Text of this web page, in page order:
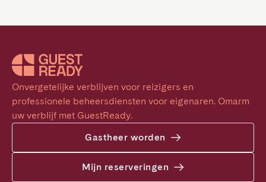
Onvergetelijke verblijven voor reizigers en
professionele beheersdiensten voor eigenaren. Omarm
uw verblijf met GuestReady.
Gastheer worden
Mijn reserveringen